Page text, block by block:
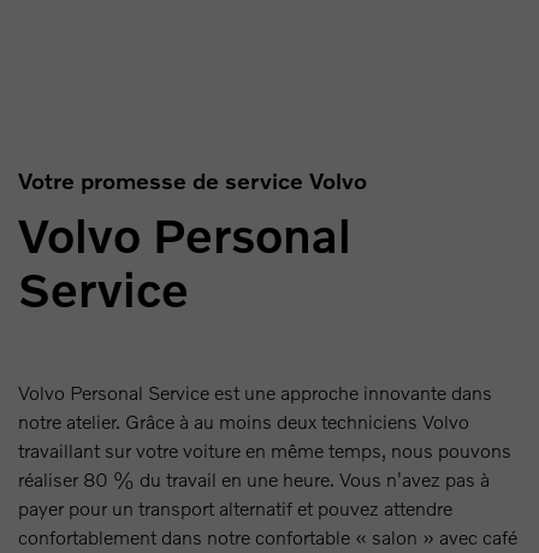
Votre promesse de service Volvo
Volvo Personal
Service
Volvo Personal Service est une approche innovante dans
notre atelier. Grâce à au moins deux techniciens Volvo
travaillant sur votre voiture en même temps, nous pouvons
réaliser 80 % du travail en une heure. Vous n'avez pas à
payer pour un transport alternatif et pouvez attendre
confortablement dans notre confortable « salon » avec café